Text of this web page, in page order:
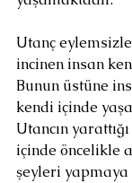
Utanç
incinen insan
Bunun üstüne
kendi içinde
Utancın
içinde öncelikle
şeyleri